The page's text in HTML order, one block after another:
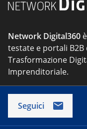
Network Digital360
testate e portali
Trasformazione
Imprenditoriale.
Seguici